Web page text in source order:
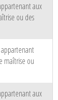
aux
ou des
appartenant
maîtrise ou
aux